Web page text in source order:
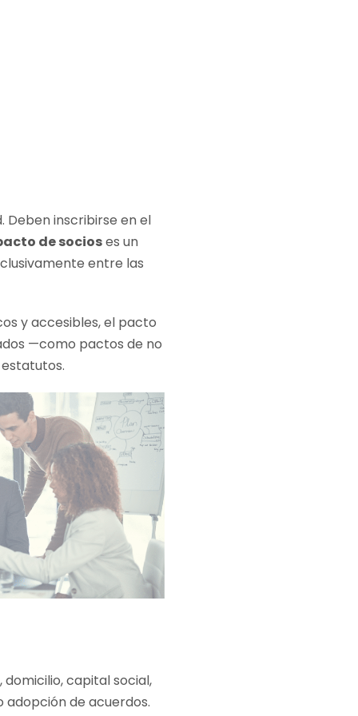
Deben inscribirse en el
de socioses un
entre las
y accesibles, el pacto
—como pactos de no
capital social,
de acuerdos.